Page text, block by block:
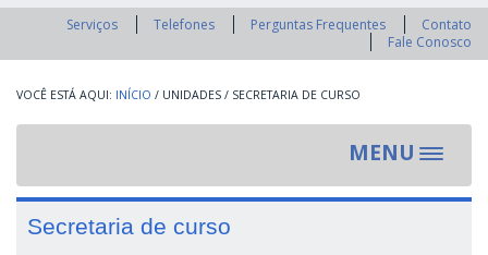
Buscar
Serviços Telefones Perguntas Frequentes
Contato
Fale Conosco
INÍCIO / UNIDADES / SECRETARIA DE CURSO
MENU
Toggle
Secretaria de curso